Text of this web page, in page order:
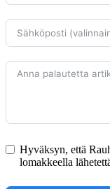
Hyväksyn, että
lomakkeella